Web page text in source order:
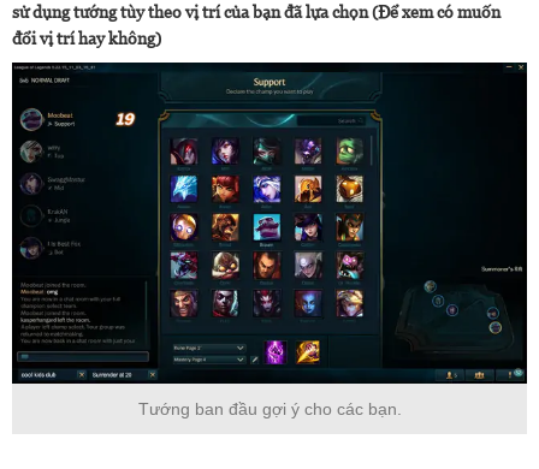
sử dụng tướng tùy theo vị trí của bạn đã lựa chọn (Để xem có muốn
đổi vị trí hay không)
Tướng ban đầu gợi ý cho các bạn.